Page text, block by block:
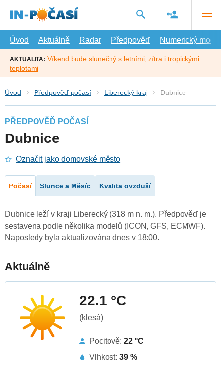
hlavní
Úvod
Aktuálně Radar Předpověď Numerický model
AKTUALITA: Víkend bude slunečný s letními, zítra i tropickými
teplotami
Úvod Předpověď počasí Liberecký kraj Dubnice
PŘEDPOVĚĎ POČASÍ
Dubnice
Označit jako domovské město
Počasí Slunce a Měsíc Kvalita ovzduší
Dubnice leží v kraji Liberecký (318 m n. m.). Předpověď je
sestavena podle několika modelů (ICON, GFS, ECMWF).
Naposledy byla aktualizována dnes v 18:00.
Aktuálně
22.1 °C
(klesá)
Pocitově: 22 °C
Vlhkost: 39 %